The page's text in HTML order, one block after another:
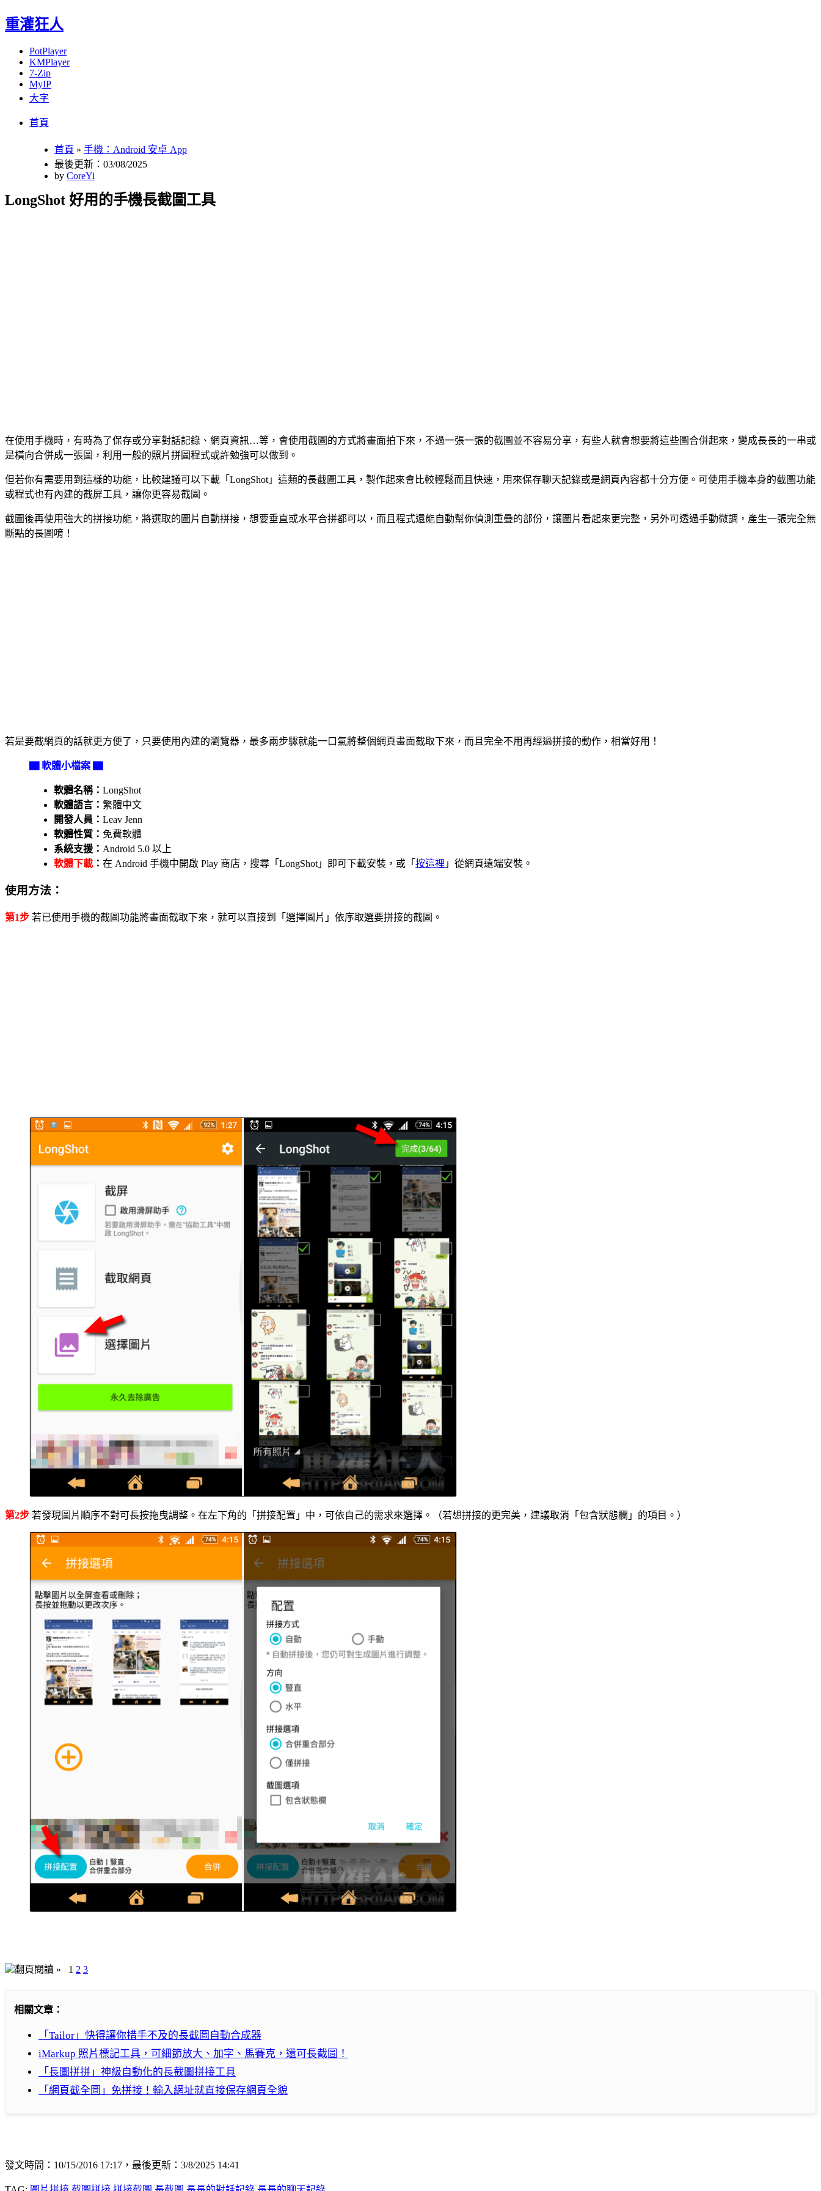
重灌狂人
PotPlayer
KMPlayer
7-Zip
MyIP
大字
首頁
首頁 » 手機：Android 安卓 App
最後更新：03/08/2025
by CoreYi
LongShot 好用的手機長截圖工具
在使用手機時，有時為了保存或分享對話記錄、網頁資訊…等，會使用截圖的方式將畫面拍下來，不過一張一張的截圖並不容易分享，有些人就會想要將這些圖合併起來，變成長長的一串或
是橫向合併成一張圖，利用一般的照片拼圖程式或許勉強可以做到。
但若你有需要用到這樣的功能，比較建議可以下載「LongShot」這類的長截圖工具，製作起來會比較輕鬆而且快速，用來保存聊天記錄或是網頁內容都十分方便。可使用手機本身的截圖功能
或程式也有內建的截屏工具，讓你更容易截圖。
截圖後再使用強大的拼接功能，將選取的圖片自動拼接，想要垂直或水平合拼都可以，而且程式還能自動幫你偵測重疊的部份，讓圖片看起來更完整，另外可透過手動微調，產生一張完全無
斷點的長圖唷！
若是要截網頁的話就更方便了，只要使用內建的瀏覽器，最多兩步驟就能一口氣將整個網頁畫面截取下來，而且完全不用再經過拼接的動作，相當好用！
▇ 軟體小檔案 ▇
軟體名稱： LongShot
軟體語言： 繁體中文
開發人員： Leav Jenn
軟體性質： 免費軟體
系統支援： Android 5.0 以上
軟體下載 ： 在 Android 手機中開啟 Play 商店，搜尋「LongShot」即可下載安裝，或「 按這裡 」從網頁遠端安裝。
使用方法：
第1步 若已使用手機的截圖功能將畫面截取下來，就可以直接到「選擇圖片」依序取選要拼接的截圖。
第2步 若發現圖片順序不對可長按拖曳調整。在左下角的「拼接配置」中，可依自己的需求來選擇。（若想拼接的更完美，建議取消「包含狀態欄」的項目。）
翻頁閱讀 » 1 2 3
相關文章：
「Tailor」快得讓你措手不及的長截圖自動合成器
iMarkup 照片標記工具，可細節放大、加字、馬賽克，還可長截圖！
「長圖拼拼」神級自動化的長截圖拼接工具
「網頁截全圖」免拼接！輸入網址就直接保存網頁全貌
發文時間：10/15/2016 17:17，最後更新：3/8/2025 14:41